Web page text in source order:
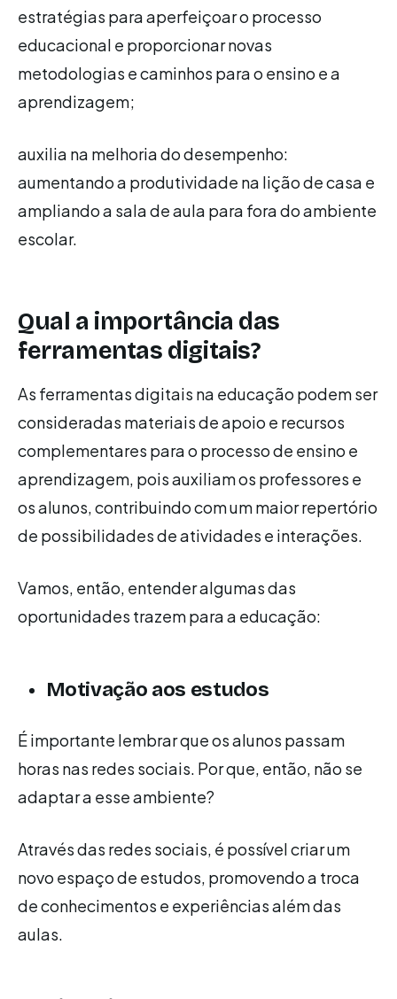
estratégias para aperfeiçoar o processo
educacional e proporcionar novas
metodologias e caminhos para o ensino e a
aprendizagem;
auxilia na melhoria do desempenho:
aumentando a produtividade na lição de casa e
ampliando a sala de aula para fora do ambiente
escolar.
Qual a importância das
ferramentas digitais?
As ferramentas digitais na educação podem ser
consideradas materiais de apoio e recursos
complementares para o processo de ensino e
aprendizagem, pois auxiliam os professores e
os alunos, contribuindo com um maior repertório
de possibilidades de atividades e interações.
Vamos, então, entender algumas das
oportunidades trazem para a educação:
Motivação aos estudos
É importante lembrar que os alunos passam
horas nas redes sociais. Por que, então, não se
adaptar a esse ambiente?
Através das redes sociais, é possível criar um
novo espaço de estudos, promovendo a troca
de conhecimentos e experiências além das
aulas.